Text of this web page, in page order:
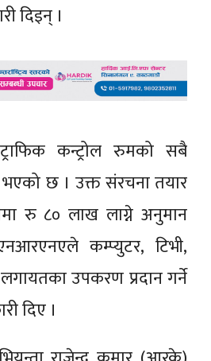
दिइन् ।
कन्ट्रोल रुमको सबै
छ । उक्त संरचना तयार
रु ८० लाख लाग्ने अनुमान
कम्प्युटर, टिभी,
उपकरण प्रदान गर्ने
दिए ।